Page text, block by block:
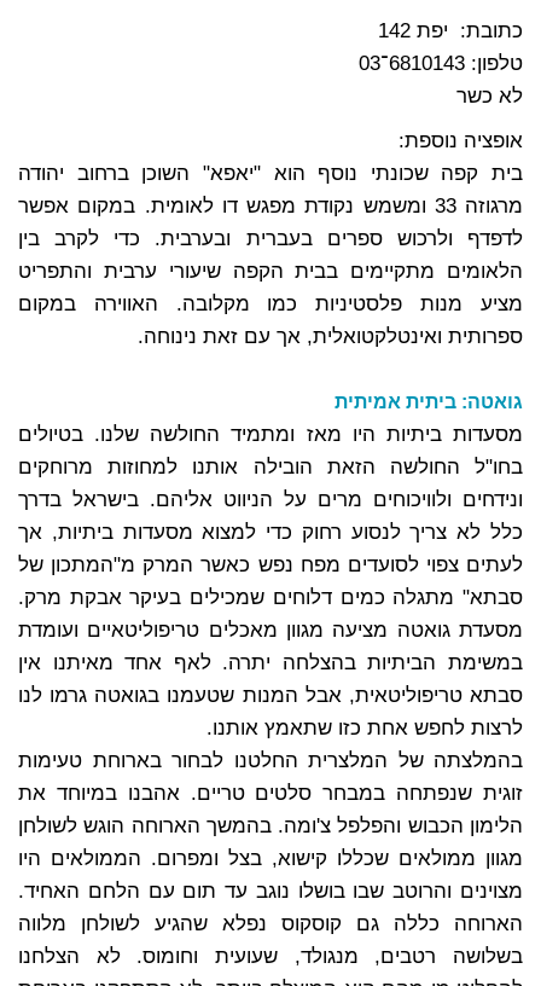
כתובת: יפת 142
טלפון: 6810143־03
לא כשר
אופציה נוספת:
בית קפה שכונתי נוסף הוא "יאפא" השוכן ברחוב יהודה
מרגוזה 33 ומשמש נקודת מפגש דו לאומית. במקום אפשר
לדפדף ולרכוש ספרים בעברית ובערבית. כדי לקרב בין
הלאומים מתקיימים בבית הקפה שיעורי ערבית והתפריט
מציע מנות פלסטיניות כמו מקלובה. האווירה במקום
ספרותית ואינטלקטואלית, אך עם זאת נינוחה.
גואטה: ביתית אמיתית
מסעדות ביתיות היו מאז ומתמיד החולשה שלנו. בטיולים
בחו"ל החולשה הזאת הובילה אותנו למחוזות מרוחקים
ונידחים ולוויכוחים מרים על הניווט אליהם. בישראל בדרך
כלל לא צריך לנסוע רחוק כדי למצוא מסעדות ביתיות, אך
לעתים צפוי לסועדים מפח נפש כאשר המרק מ"המתכון של
סבתא" מתגלה כמים דלוחים שמכילים בעיקר אבקת מרק.
מסעדת גואטה מציעה מגוון מאכלים טריפוליטאיים ועומדת
במשימת הביתיות בהצלחה יתרה. לאף אחד מאיתנו אין
סבתא טריפוליטאית, אבל המנות שטעמנו בגואטה גרמו לנו
לרצות לחפש אחת כזו שתאמץ אותנו.
בהמלצתה של המלצרית החלטנו לבחור בארוחת טעימות
זוגית שנפתחה במבחר סלטים טריים. אהבנו במיוחד את
הלימון הכבוש והפלפל צ'ומה. בהמשך הארוחה הוגש לשולחן
מגוון ממולאים שכללו קישוא, בצל ומפרום. הממולאים היו
מצוינים והרוטב שבו בושלו נוגב עד תום עם הלחם האחיד.
הארוחה כללה גם קוסקוס נפלא שהגיע לשולחן מלווה
בשלושה רטבים, מנגולד, שעועית וחומוס. לא הצלחנו